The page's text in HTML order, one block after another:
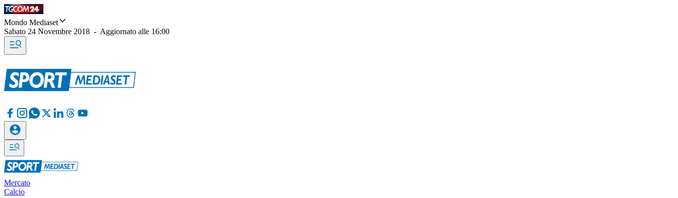
Mondo Mediaset
Sabato 24 Novembre 2018 - Aggiornato alle 16:00
Mercato
Calcio